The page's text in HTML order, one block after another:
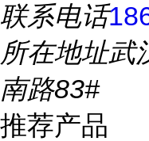
联系电话
所在地址武
南路83#
推荐产品